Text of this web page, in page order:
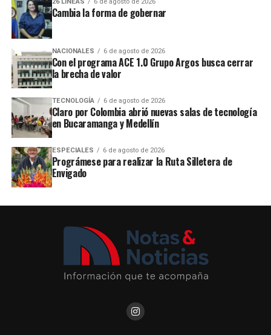
Cambia la forma de gobernar
NACIONALES 6 de agosto de 2026
Con el programa ACE 1.0 Grupo Argos busca cerrar
la brecha de valor
TECNOLOGÍA 6 de agosto de 2026
Claro por Colombia abrió nuevas salas de tecnología
en Bucaramanga y Medellín
ESPECIALES 6 de agosto de 2026
Prográmese para realizar la Ruta Silletera de
Envigado